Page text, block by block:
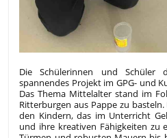
Die Schülerinnen und
spannendes Projekt im GPG- und
Das Thema Mittelalter stand im
Ritterburgen aus Pappe zu
den Kindern, das im Unterricht
und ihre kreativen Fähigkeiten zu